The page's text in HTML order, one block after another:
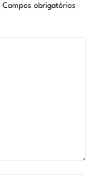
Campos obrigatórios